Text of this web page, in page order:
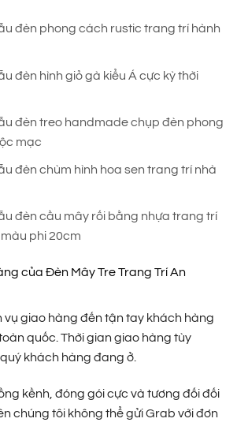
đèn phong cách rustic trang trí hành
đèn hình giỏ gà kiểu Á cực kỳ thời
đèn treo handmade chụp đèn phong
mạc
đèn chùm hình hoa sen trang trí nhà
đèn cầu mây rối bằng nhựa trang trí
phi 20cm
của Đèn Mây Tre Trang Trí An
vụ giao hàng đến tận tay khách hàng
quốc. Thời gian giao hàng tùy
khách hàng đang ở.
kềnh, đóng gói cực và tương đối đối
chúng tôi không thể gửi Grab với đơn